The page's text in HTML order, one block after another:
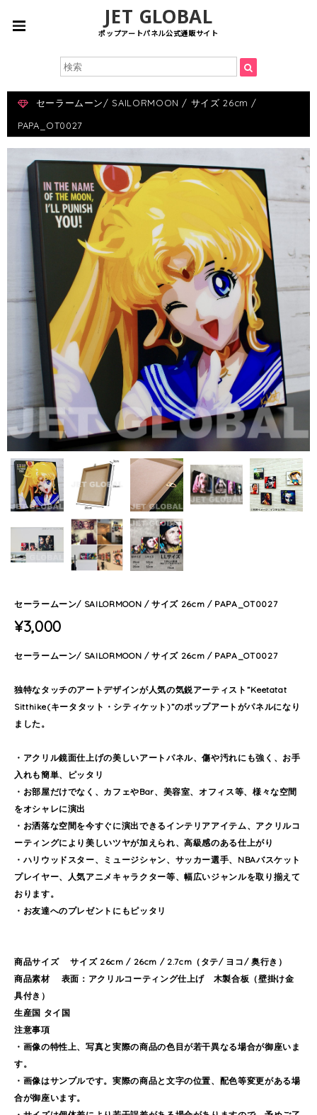
JET GLOBAL
ポップアートパネル公式通販サイト
セーラームーン/ SAILORMOON / サイズ 26cm /
PAPA_OT0027
セーラームーン/ SAILORMOON / サイズ 26cm / PAPA_OT0027
¥3,000
セーラームーン/ SAILORMOON / サイズ 26cm / PAPA_OT0027
独特なタッチのアートデザインが人気の気鋭アーティスト”Keetatat
Sitthike(キータタット・シティケット)”のポップアートがパネルになり
ました。
・アクリル鏡面仕上げの美しいアートパネル、傷や汚れにも強く、お手
入れも簡単、ピッタリ
・お部屋だけでなく、カフェやBar、美容室、オフィス等、様々な空間
をオシャレに演出
・お洒落な空間を今すぐに演出できるインテリアアイテム、アクリルコ
ーティングにより美しいツヤが加えられ、高級感のある仕上がり
・ハリウッドスター、ミュージシャン、サッカー選手、NBAバスケット
プレイヤー、人気アニメキャラクター等、幅広いジャンルを取り揃えて
おります。
・お友達へのプレゼントにもピッタリ
商品サイズ サイズ 26cm / 26cm / 2.7cm（タテ/ ヨコ/ 奥行き）
商品素材 表面：アクリルコーティング仕上げ 木製合板（壁掛け金
具付き）
生産国 タイ国
注意事項
・画像の特性上、写真と実際の商品の色目が若干異なる場合が御座いま
す。
・画像はサンプルです。実際の商品と文字の位置、配色等変更がある場
合が御座います。